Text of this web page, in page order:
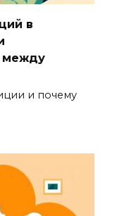
в
между
и почему